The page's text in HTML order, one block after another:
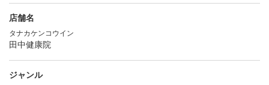
店舗名
タナカケンコウイン
田中健康院
ジャンル